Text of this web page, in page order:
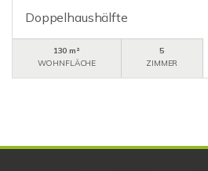
Doppelhaushälfte
130 m²
WOHNFLÄCHE
5
ZIMMER